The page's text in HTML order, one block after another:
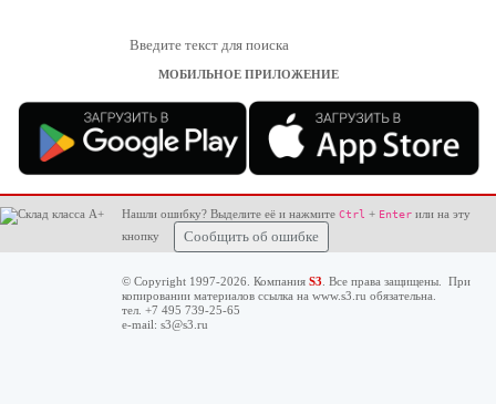
Введите текст для поиска
МОБИЛЬНОЕ ПРИЛОЖЕНИЕ
Нашли ошибку? Выделите её и нажмите Ctrl + Enter или на эту
кнопку
Сообщить об ошибке
© Copyright 1997-2026. Компания S3 . Все права защищены. При
копировании материалов ссылка на www.s3.ru обязательна.
тел. +7 495 739-25-65
e-mail: s3@s3.ru